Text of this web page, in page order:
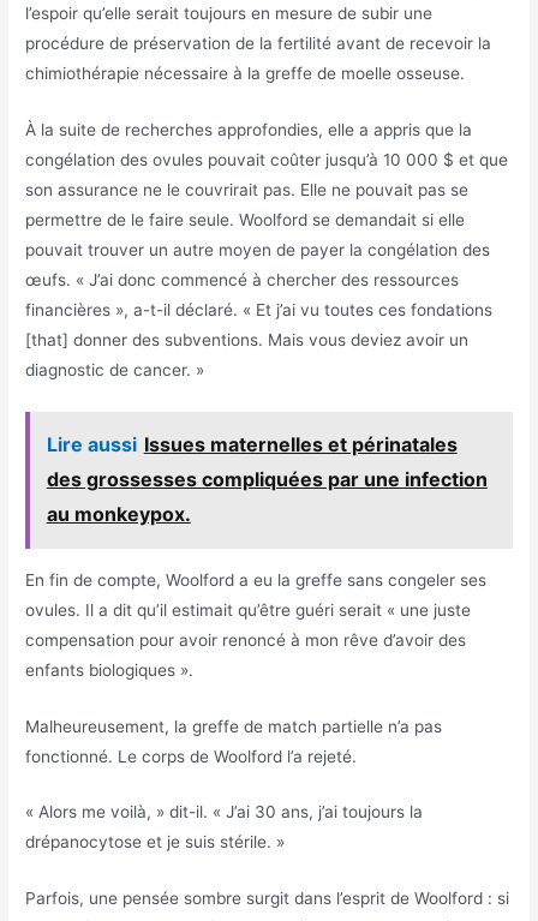
l’espoir qu’elle serait toujours en mesure de subir une
procédure de préservation de la fertilité avant de recevoir la
chimiothérapie nécessaire à la greffe de moelle osseuse.
À la suite de recherches approfondies, elle a appris que la
congélation des ovules pouvait coûter jusqu’à 10 000 $ et que
son assurance ne le couvrirait pas. Elle ne pouvait pas se
permettre de le faire seule. Woolford se demandait si elle
pouvait trouver un autre moyen de payer la congélation des
œufs. « J’ai donc commencé à chercher des ressources
financières », a-t-il déclaré. « Et j’ai vu toutes ces fondations
[that] donner des subventions. Mais vous deviez avoir un
diagnostic de cancer. »
Lire aussi Issues maternelles et périnatales
des grossesses compliquées par une infection
au monkeypox.
En fin de compte, Woolford a eu la greffe sans congeler ses
ovules. Il a dit qu’il estimait qu’être guéri serait « une juste
compensation pour avoir renoncé à mon rêve d’avoir des
enfants biologiques ».
Malheureusement, la greffe de match partielle n’a pas
fonctionné. Le corps de Woolford l’a rejeté.
« Alors me voilà, » dit-il. « J’ai 30 ans, j’ai toujours la
drépanocytose et je suis stérile. »
Parfois, une pensée sombre surgit dans l’esprit de Woolford : si